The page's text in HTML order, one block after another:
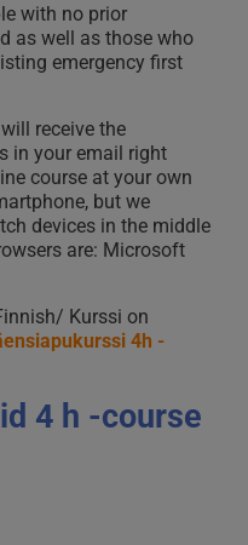
with no prior
as well as those who
emergency first
receive the
in your email right
course at your own
but we
devices in the middle
are: Microsoft
Kurssi on
4h -
4 h -course